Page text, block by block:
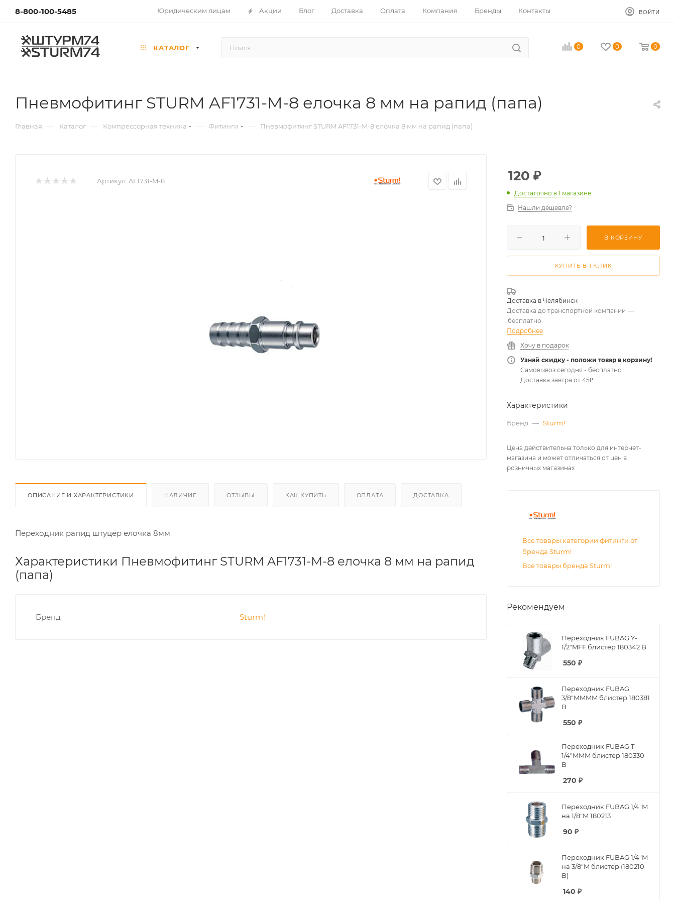
8-800-100-5485 Юридическим лицам Акции Блог Доставка Оплата Компания Бренды Контакты ВОЙТИ
КАТАЛОГ 0 0 0
Пневмофитинг STURM AF1731-M-8 елочка 8 мм на рапид (папа)
Главная — Каталог — Компрессорная техника — Фитинги — Пневмофитинг STURM AF1731-M-8 елочка 8 мм на рапид (папа)
Артикул: AF1731-M-8
ОПИСАНИЕ И ХАРАКТЕРИСТИКИ НАЛИЧИЕ ОТЗЫВЫ КАК КУПИТЬ ОПЛАТА ДОСТАВКА
Переходник рапид штуцер елочка 8мм
Характеристики Пневмофитинг STURM AF1731-M-8 елочка 8 мм на рапид
(папа)
Бренд Sturm!
120 ₽
Достаточно в 1 магазине
Нашли дешевле?
В КОРЗИНУ
КУПИТЬ В 1 КЛИК
Доставка в Челябинск
Доставка до транспортной компании —
бесплатно
Подробнее
Хочу в подарок
Узнай скидку - положи товар в корзину!
Самовывоз сегодня - бесплатно
Доставка завтра от 45₽
Характеристики
Бренд — Sturm!
Цена действительна только для интернет-
магазина и может отличаться от цен в
розничных магазинах
Все товары категории фитинги от
бренда Sturm!
Все товары бренда Sturm!
Рекомендуем
Переходник FUBAG Y-
1/2"MFF блистер 180342 B
550 ₽
Переходник FUBAG
3/8"MMMM блистер 180381
B
550 ₽
Переходник FUBAG T-
1/4"MMM блистер 180330
B
270 ₽
Переходник FUBAG 1/4"M
на 1/8"M 180213
90 ₽
Переходник FUBAG 1/4"M
на 3/8"M блистер (180210
B)
140 ₽